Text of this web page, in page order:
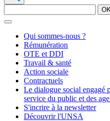
Qui sommes-nous ?
Rémunération
OTE et DDI
Travail & santé
Action sociale
Contractuels
Le dialogue social engagé
service du public et des
S'incrire à la newsletter
Découvrir l'UNSA